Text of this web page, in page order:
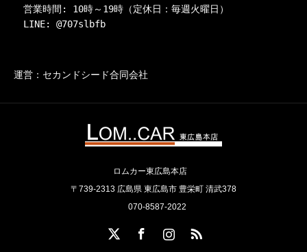
営業時間: 10時～19時（定休日：毎週火曜日）
LINE: @707slbfb
運営：セカンドシード合同会社
ロムカー東広島本店
〒739-2313 広島県 東広島市 豊栄町 清武378
070-8587-2022
InstagramRSS